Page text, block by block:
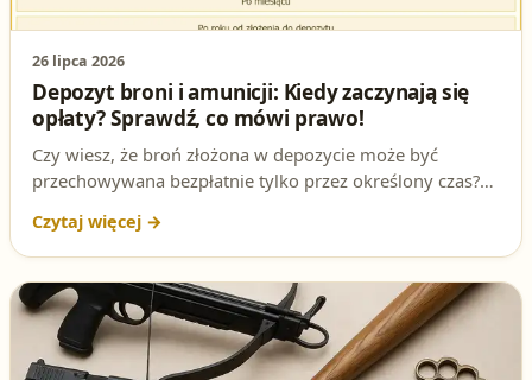
26 lipca 2026
Depozyt broni i amunicji: Kiedy zaczynają się
opłaty? Sprawdź, co mówi prawo!
Czy wiesz, że broń złożona w depozycie może być
przechowywana bezpłatnie tylko przez określony czas?
co grozi za przekroczenie tego terminu i jakie opłaty Cię
czekają!